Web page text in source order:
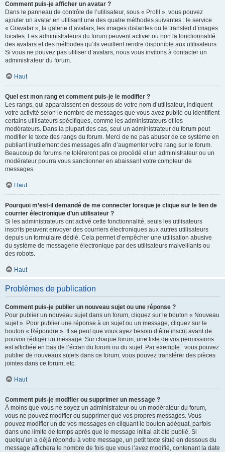
Comment puis-je afficher un avatar ?
Dans le panneau de contrôle de l’utilisateur, sous « Profil », vous pouvez
ajouter un avatar en utilisant une des quatre méthodes suivantes : le service
« Gravatar », la galerie d’avatars, les images distantes ou le transfert d’images
locales. Les administrateurs du forum peuvent activer ou non la fonctionnalité
des avatars et des méthodes qu’ils veuillent rendre disponible aux utilisateurs.
Si vous ne pouvez pas utiliser d’avatars, nous vous invitons à contacter un
administrateur du forum.
Haut
Quel est mon rang et comment puis-je le modifier ?
Les rangs, qui apparaissent en dessous de votre nom d’utilisateur, indiquent
votre activité selon le nombre de messages que vous avez publié ou identifient
certains utilisateurs spécifiques, comme les administrateurs et les
modérateurs. Dans la plupart des cas, seul un administrateur du forum peut
modifier le texte des rangs du forum. Merci de ne pas abuser de ce système en
publiant inutilement des messages afin d’augmenter votre rang sur le forum.
Beaucoup de forums ne toléreront pas ce procédé et un administrateur ou un
modérateur pourra vous sanctionner en abaissant votre compteur de
messages.
Haut
Pourquoi m’est-il demandé de me connecter lorsque je clique sur le lien de
courrier électronique d’un utilisateur ?
Si les administrateurs ont activé cette fonctionnalité, seuls les utilisateurs
inscrits peuvent envoyer des courriers électroniques aux autres utilisateurs
depuis un formulaire dédié. Cela permet d’empêcher une utilisation abusive
du système de messagerie électronique par des utilisateurs malveillants ou
des robots.
Haut
Problèmes de publication
Comment puis-je publier un nouveau sujet ou une réponse ?
Pour publier un nouveau sujet dans un forum, cliquez sur le bouton « Nouveau
sujet ». Pour publier une réponse à un sujet ou un message, cliquez sur le
bouton « Répondre ». Il se peut que vous ayez besoin d’être inscrit avant de
pouvoir rédiger un message. Sur chaque forum, une liste de vos permissions
est affichée en bas de l’écran du forum ou du sujet. Par exemple : vous pouvez
publier de nouveaux sujets dans ce forum, vous pouvez transférer des pièces
jointes dans ce forum, etc.
Haut
Comment puis-je modifier ou supprimer un message ?
À moins que vous ne soyez un administrateur ou un modérateur du forum,
vous ne pouvez modifier ou supprimer que vos propres messages. Vous
pouvez modifier un de vos messages en cliquant le bouton adéquat, parfois
dans une limite de temps après que le message initial ait été publié. Si
quelqu’un a déjà répondu à votre message, un petit texte situé en dessous du
message affichera le nombre de fois que vous l’avez modifié, contenant la date